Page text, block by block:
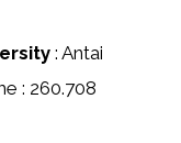
: Antai
: 260.708